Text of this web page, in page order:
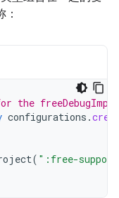
configurations .
( ":free-